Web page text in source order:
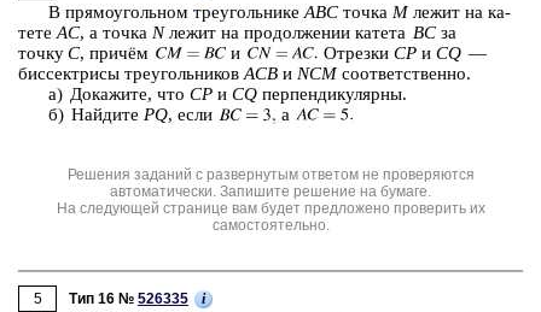
В пря­мо­уголь­ном тре­уголь­ни­ке ABC точка M лежит на ка­
те­те AC, а точка Nлежит на про­дол­же­нии ка­те­та BC за
точкуC, причём и От­рез­киCP иCQ —
бис­сек­три­сы тре­уголь­ни­ков ACB и NCM со­от­вет­ствен­но.
а) До­ка­жи­те, что CP и СQ пер­пен­ди­ку­ляр­ны.
б) Най­ди­те PQ, если а
Решения заданий с развернутым ответом не проверяются
автоматически. Запишите решение на бумаге.
На следующей странице вам будет предложено проверить их
самостоятельно.
5 Тип 16 № 526335 i